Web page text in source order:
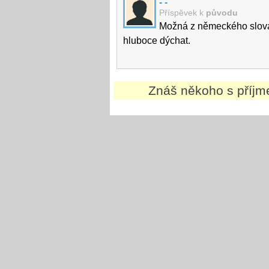
- -
Příspěvek k původu
Možná z německého
hluboce dýchat.
Znáš někoho s